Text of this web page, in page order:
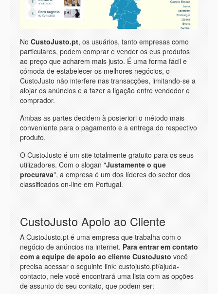
No CustoJusto.pt, os usuários, tanto empresas como
particulares, podem comprar e vender os eus produtos
ao preço que acharem mais justo. É uma forma fácil e
cómoda de estabelecer os melhores negócios, o
CustoJusto não interfere nas transacções, limitando-se a
alojar os anúncios e a fazer a ligação entre vendedor e
comprador.
Ambas as partes decidem à posteriori o método mais
conveniente para o pagamento e a entrega do respectivo
produto.
O CustoJusto é um site totalmente gratuito para os seus
utilizadores. Com o slogan "Justamente o que
procurava", a empresa é um dos líderes do sector dos
classificados on-line em Portugal.
CustoJusto Apoio ao Cliente
A CustoJusto.pt é uma empresa que trabalha com o
negócio de anúncios na internet. Para entrar em contato
com a equipe de apoio ao cliente CustoJusto você
precisa acessar o seguinte link: custojusto.pt/ajuda-
contacto, nele você encontrará uma lista com as opções
de assunto do seu contato, que podem ser: